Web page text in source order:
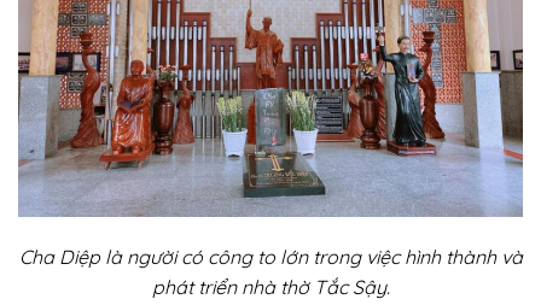
Cha Diệp là người có công to lớn trong việc hình thành và
phát triển nhà thờ Tắc Sậy.